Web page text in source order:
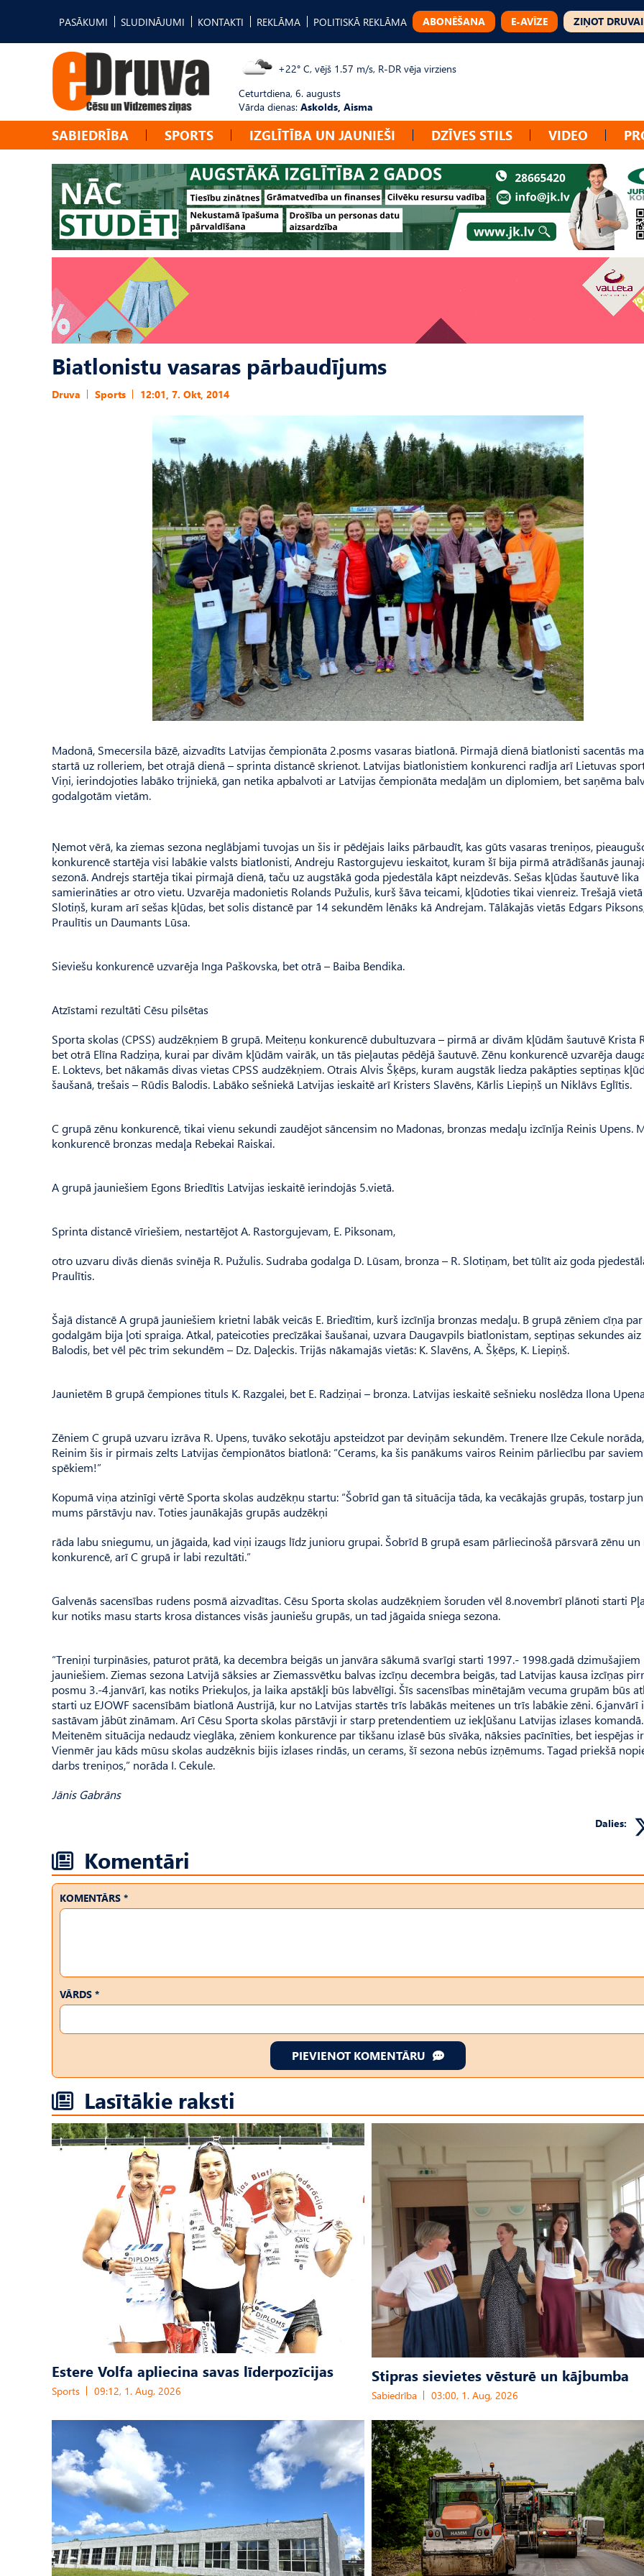
PASĀKUMI SLUDINĀJUMI KONTAKTI REKLĀMA POLITISKĀ REKLĀMA ABONĒŠANA E-AVĪZE ZIŅOT DRUVAI
+22° C, vējš 1.57 m/s, R-DR vēja virziens
Ceturtdiena, 6. augusts
Vārda dienas: Askolds, Aisma
SABIEDRĪBA SPORTS IZGLĪTĪBA UN JAUNIEŠI DZĪVES STILS VIDEO
Biatlonistu vasaras pārbaudījums
Druva Sports 12:01, 7. Okt, 2014
Madonā, Smecersila bāzē, aizvadīts Latvijas čempionāta 2.posms vasaras biatlonā. Pirmajā dienā biatlonisti sacentās
startā uz rolleriem, bet otrajā dienā – sprinta distancē skrienot. Latvijas biatlonistiem konkurenci radīja arī Lietuvas
Viņi, ierindojoties labāko trijniekā, gan netika apbalvoti ar Latvijas čempionāta medaļām un diplomiem, bet saņēma
godalgotām vietām.
Ņemot vērā, ka ziemas sezona neglābjami tuvojas un šis ir pēdējais laiks pārbaudīt, kas gūts vasaras treniņos,
konkurencē startēja visi labākie valsts biatlonisti, Andreju Rastorgujevu ieskaitot, kuram šī bija pirmā atrādīšanās
sezonā. Andrejs startēja tikai pirmajā dienā, taču uz augstākā goda pjedestāla kāpt neizdevās. Sešas kļūdas šautuvē lika
samierināties ar otro vietu. Uzvarēja madonietis Rolands Pužulis, kurš šāva teicami, kļūdoties tikai vienreiz. Trešajā
Slotiņš, kuram arī sešas kļūdas, bet solis distancē par 14 sekundēm lēnāks kā Andrejam. Tālākajās vietās Edgars
Praulītis un Daumants Lūsa.
Sieviešu konkurencē uzvarēja Inga Paškovska, bet otrā – Baiba Bendika.
Atzīstami rezultāti Cēsu pilsētas
Sporta skolas (CPSS) audzēkņiem B grupā. Meiteņu konkurencē dubultuzvara – pirmā ar divām kļūdām šautuvē Krista
bet otrā Elīna Radziņa, kurai par divām kļūdām vairāk, un tās pieļautas pēdējā šautuvē. Zēnu konkurencē uzvarēja
E. Loktevs, bet nākamās divas vietas CPSS audzēkņiem. Otrais Alvis Šķēps, kuram augstāk liedza pakāpties septiņas
šaušanā, trešais – Rūdis Balodis. Labāko sešniekā Latvijas ieskaitē arī Kristers Slavēns, Kārlis Liepiņš un Niklāvs Eglītis.
C grupā zēnu konkurencē, tikai vienu sekundi zaudējot sāncensim no Madonas, bronzas medaļu izcīnīja Reinis Upens.
konkurencē bronzas medaļa Rebekai Raiskai.
A grupā jauniešiem Egons Briedītis Latvijas ieskaitē ierindojās 5.vietā.
Sprinta distancē vīriešiem, nestartējot A. Rastorgujevam, E. Piksonam,
otro uzvaru divās dienās svinēja R. Pužulis. Sudraba godalga D. Lūsam, bronza – R. Slotiņam, bet tūlīt aiz goda
Praulītis.
Šajā distancē A grupā jauniešiem krietni labāk veicās E. Briedītim, kurš izcīnīja bronzas medaļu. B grupā zēniem cīņa par
godalgām bija ļoti spraiga. Atkal, pateicoties precīzākai šaušanai, uzvara Daugavpils biatlonistam, septiņas sekundes aiz
Balodis, bet vēl pēc trim sekundēm – Dz. Daļeckis. Trijās nākamajās vietās: K. Slavēns, A. Šķēps, K. Liepiņš.
Jaunietēm B grupā čempiones tituls K. Razgalei, bet E. Radziņai – bronza. Latvijas ieskaitē sešnieku noslēdza Ilona
Zēniem C grupā uzvaru izrāva R. Upens, tuvāko sekotāju apsteidzot par deviņām sekundēm. Trenere Ilze Cekule
Reinim šis ir pirmais zelts Latvijas čempionātos biatlonā: “Cerams, ka šis panākums vairos Reinim pārliecību par saviem
spēkiem!”
Kopumā viņa atzinīgi vērtē Sporta skolas audzēkņu startu: “Šobrīd gan tā situācija tāda, ka vecākajās grupās, tostarp
mums pārstāvju nav. Toties jaunākajās grupās audzēkņi
rāda labu sniegumu, un jāgaida, kad viņi izaugs līdz junioru grupai. Šobrīd B grupā esam pārliecinošā pārsvarā zēnu
konkurencē, arī C grupā ir labi rezultāti.”
Galvenās sacensības rudens posmā aizvadītas. Cēsu Sporta skolas audzēkņiem šoruden vēl 8.novembrī plānoti starti
kur notiks masu starts krosa distances visās jauniešu grupās, un tad jāgaida sniega sezona.
“Treniņi turpināsies, paturot prātā, ka decembra beigās un janvāra sākumā svarīgi starti 1997.- 1998.gadā dzimušajiem
jauniešiem. Ziemas sezona Latvijā sāksies ar Ziemassvētku balvas izcīņu decembra beigās, tad Latvijas kausa izcīņas
posmu 3.-4.janvārī, kas notiks Priekuļos, ja laika apstākļi būs labvēlīgi. Šīs sacensības minētajām vecuma grupām būs
starti uz EJOWF sacensībām biatlonā Austrijā, kur no Latvijas startēs trīs labākās meitenes un trīs labākie zēni. 6.janvārī
sastāvam jābūt zināmam. Arī Cēsu Sporta skolas pārstāvji ir starp pretendentiem uz iekļūšanu Latvijas izlases komandā.
Meitenēm situācija nedaudz vieglāka, zēniem konkurence par tikšanu izlasē būs sīvāka, nāksies pacīnīties, bet iespējas
Vienmēr jau kāds mūsu skolas audzēknis bijis izlases rindās, un cerams, šī sezona nebūs izņēmums. Tagad priekšā
darbs treniņos,” norāda I. Cekule.
Jānis Gabrāns
Dalies:
Komentāri
KOMENTĀRS *
VĀRDS *
PIEVIENOT KOMENTĀRU
Lasītākie raksti
Estere Volfa apliecina savas līderpozīcijas
Sports 09:12, 1. Aug, 2026
Stipras sievietes vēsturē un kājbumba
Sabiedrība 03:00, 1. Aug, 2026